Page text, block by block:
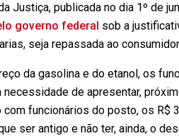
Justiça, publicada no dia 1º de
governo federal sob a
seja repassada ao
da gasolina e do etanol, os
de apresentar,
funcionários do posto, os R$
ser antigo e não ter, ainda, o